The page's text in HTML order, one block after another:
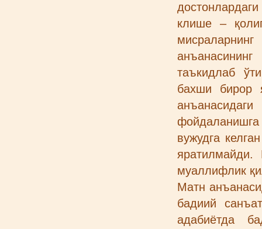
клише –
таъкидлаб
бахши бирор
вужудга
яратилмайди.
муаллифлик
Матн
бадиий
адабиётда